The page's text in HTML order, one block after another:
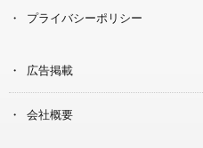
プライバシーポリシー
広告掲載
会社概要